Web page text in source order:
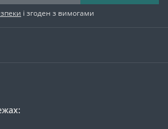
і згоден з вимогами